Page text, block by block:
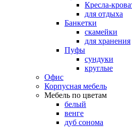
Кресла-
для отдыха
Банкетки
скамейки
для хранения
Пуфы
сундуки
круглые
Офис
Корпусная мебель
Мебель по цветам
белый
венге
дуб сонома